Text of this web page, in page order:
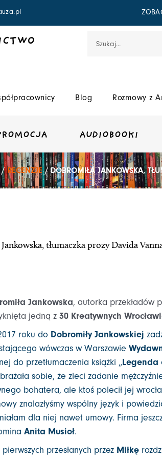
Blog Rozmowy z
AUDIOBOOKI
RECENZJE/ DOBROMIŁA JANKOWSKA,
tłumaczka prozy Davida
Jankowska, autorka przekładów
jedną z 30 Kreatywnych
roku do Dobromiły Jankowskiej
wówczas w Warszawie
do przetłumaczenia książki „Legenda
sobie, że zleci zadanie
bohatera, ale ktoś polecił jej
znalazłyśmy wspólny język i
dla niej nawet umowy. Firma
Anita Musioł.
pierwszych przesłanych przez Miłkę